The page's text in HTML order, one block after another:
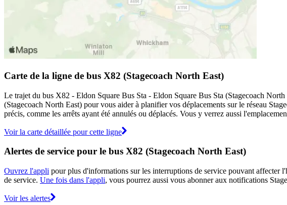
Carte de la ligne de bus X82 (Stagecoach North East)
Le trajet du bus X82 - Eldon Square Bus Sta - Eldon Square Bus Sta (Stagecoach
(Stagecoach North East) pour vous aider à planifier vos déplacements sur le réseau
précis, comme les arrêts ayant été annulés ou déplacés. Vous y verrez aussi
Voir la carte détaillée pour cette ligne
Alertes de service pour le bus X82 (Stagecoach North East)
Ouvrez l'appli pour plus d'informations sur les interruptions de service pouvant affecter
de service. Une fois dans l'appli, vous pourrez aussi vous abonner aux notifications
Voir les alertes